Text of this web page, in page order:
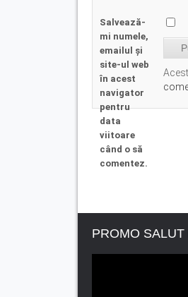
Salvează-
mi numele,
emailul și
site-ul web
în acest
navigator
pentru
data
viitoare
când o să
comentez.
PROMO SALUT